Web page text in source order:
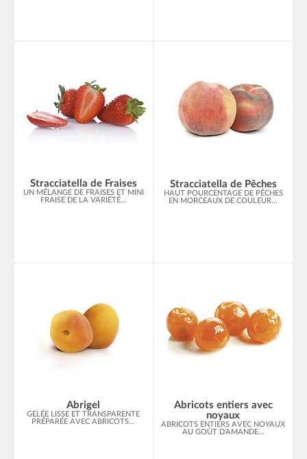
Stracciatella de Fraises
UN MÉLANGE DE FRAISES ET MINI
FRAISE DE LA VARIÉTÉ...
Stracciatella de Pêches
HAUT POURCENTAGE DE PÊCHES
EN MORCEAUX DE COULEUR...
Abrigel
GELÉE LISSE ET TRANSPARENTE
PRÉPARÉE AVEC ABRICOTS...
Abricots entiers avec
noyaux
ABRICOTS ENTIERS AVEC NOYAUX
AU GOÛT D’AMANDE...